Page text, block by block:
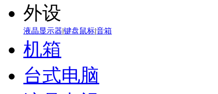
外设
液晶显示器|键盘鼠标|音箱
机箱
台式电脑